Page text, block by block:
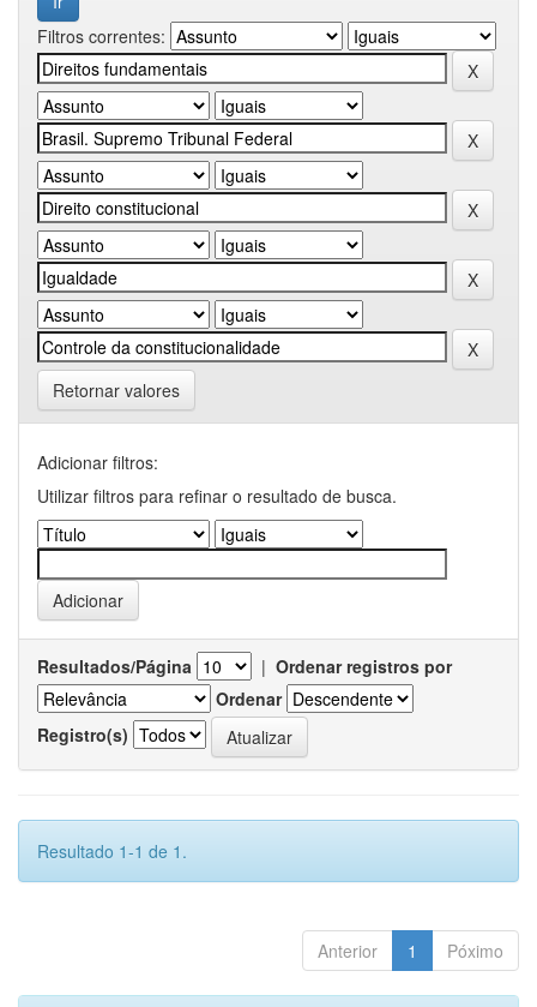
Filtros correntes:
Retornar valores
Adicionar filtros:
Utilizar filtros para refinar o resultado de busca.
Resultados/Página | Ordenar registros por
Ordenar
Registro(s)
Resultado 1-1 de 1.
Anterior 1 Póximo